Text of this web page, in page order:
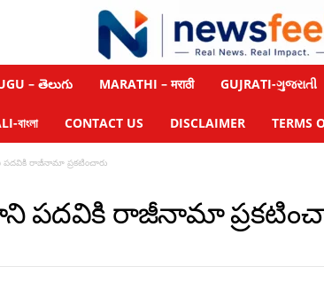
– తెలుగు MARATHI – मराठी GUJRATI-ગુજરાતી
বাংলা CONTACT US DISCLAIMER TERMS
పదవికి రాజీనామా ప్రకటించారు
పదవికి రాజీనామా